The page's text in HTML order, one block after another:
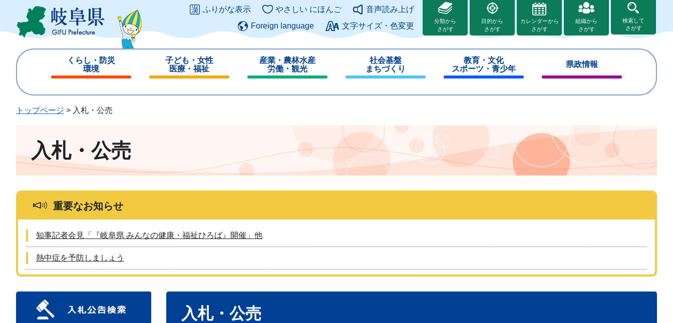
ジ
ュ
このページの本文へ
ふりがな表示 やさしい にほんご
音声読み上げ
Foreign language
文字サイズ・色変更
分類から
さがす
目的から
さがす
カレンダーから
さがす
組織から
さがす
検索して
さがす
くらし・防災
環境
じ
子ども・女性
医療・福祉
じ
産業・農林水産
労働・観光
じ
社会基盤
まちづくり
じ
教育・文化
スポーツ・青少年
じ
県政情報
じ
トップページ > 入札・公売
入札・公売
重要なお知らせ
知事記者会見「『岐阜県 みんなの健康・福祉ひろば』開催」他
熱中症を予防しましょう
入札・公売